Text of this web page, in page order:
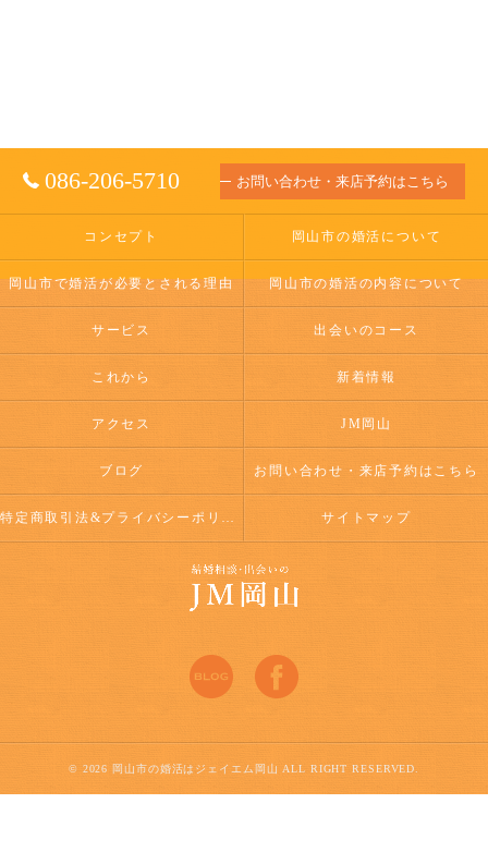
086-206-5710 お問い合わせ・来店予約はこちら
コンセプト 岡山市の婚活について
岡山市で婚活が必要とされる理由 岡山市の婚活の内容について
サービス 出会いのコース
これから 新着情報
アクセス JM岡山
ブログ お問い合わせ・来店予約はこちら
特定商取引法&プライバシーポリシー サイトマップ
© 2026 岡山市の婚活はジェイエム岡山 ALL RIGHT RESERVED.